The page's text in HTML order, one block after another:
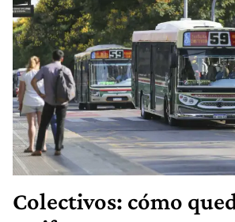
Colectivos: cómo